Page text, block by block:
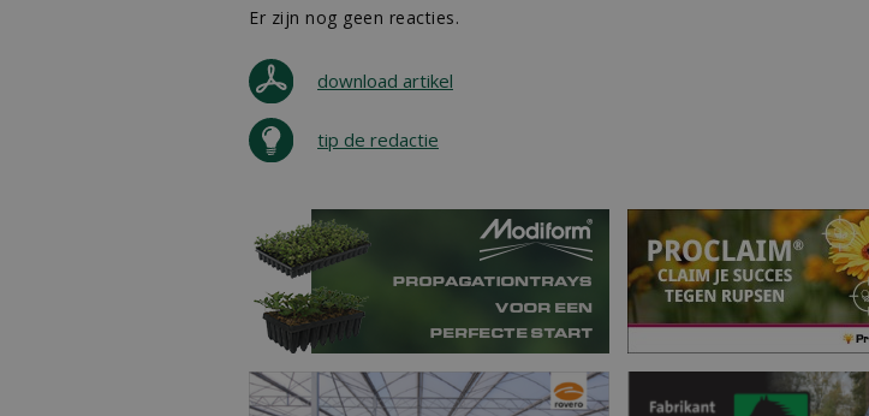
Er zijn nog geen reacties.
download artikel
tip de redactie